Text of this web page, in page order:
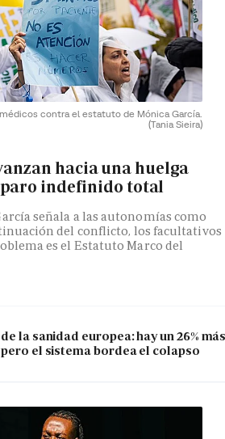
contra el estatuto de Mónica García.
(Tania Sieira)
hacia una huelga
paro indefinido total
señala a las autonomías como
del conflicto, los facultativos
es el Estatuto Marco del
la sanidad europea: hay un 26%
el sistema bordea el colapso